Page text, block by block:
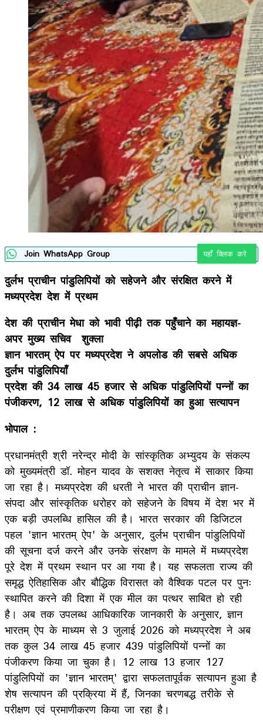
Join WhatsApp Group यहाँ क्लिक करे
दुर्लभ प्राचीन पांडुलिपियों को सहेजने और संरक्षित करने में
मध्यप्रदेश देश में प्रथम
देश की प्राचीन मेधा को भावी पीढ़ी तक पहुँचाने का महायज्ञ-
अपर मुख्य सचिव शुक्ला
ज्ञान भारतम् ऐप पर मध्यप्रदेश ने अपलोड की सबसे अधिक
दुर्लभ पांडुलिपियाँ
प्रदेश की 34 लाख 45 हजार से अधिक पांडुलिपियों पन्नों का
पंजीकरण, 12 लाख से अधिक पांडुलिपियों का हुआ सत्यापन
भोपाल :
प्रधानमंत्री श्री नरेन्द्र मोदी के सांस्कृतिक अभ्युदय के संकल्प
को मुख्यमंत्री डॉ. मोहन यादव के सशक्त नेतृत्व में साकार किया
जा रहा है। मध्यप्रदेश की धरती ने भारत की प्राचीन ज्ञान-
संपदा और सांस्कृतिक धरोहर को सहेजने के विषय में देश भर में
एक बड़ी उपलब्धि हासिल की है। भारत सरकार की डिजिटल
पहल 'ज्ञान भारतम् ऐप' के अनुसार, दुर्लभ प्राचीन पांडुलिपियों
की सूचना दर्ज करने और उनके संरक्षण के मामले में मध्यप्रदेश
पूरे देश में प्रथम स्थान पर आ गया है। यह सफलता राज्य की
समृद्ध ऐतिहासिक और बौद्धिक विरासत को वैश्विक पटल पर पुनः
स्थापित करने की दिशा में एक मील का पत्थर साबित हो रही
है। अब तक उपलब्ध आधिकारिक जानकारी के अनुसार, ज्ञान
भारतम् ऐप के माध्यम से 3 जुलाई 2026 को मध्यप्रदेश ने अब
तक कुल 34 लाख 45 हजार 439 पांडुलिपियों पन्नों का
पंजीकरण किया जा चुका है। 12 लाख 13 हजार 127
पांडुलिपियों का 'ज्ञान भारतम्' द्वारा सफलतापूर्वक सत्यापन हुआ है
शेष सत्यापन की प्रक्रिया में हैं, जिनका चरणबद्ध तरीके से
परीक्षण एवं प्रमाणीकरण किया जा रहा है।